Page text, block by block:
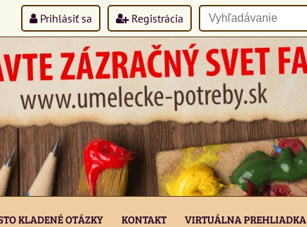
Prihlásiť sa Registrácia
KLADENÉ OTÁZKY KONTAKT VIRTUÁLNA PREHLIADKA